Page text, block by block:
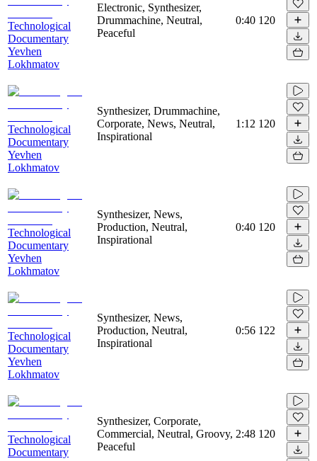
Technological
Documentary
Yevhen
Lokhmatov
Electronic, Synthesizer,
Drummachine, Neutral,
Peaceful
0:40 120
Technological
Documentary
Yevhen
Lokhmatov
Synthesizer, Drummachine,
Corporate, News, Neutral,
Inspirational
1:12 120
Technological
Documentary
Yevhen
Lokhmatov
Synthesizer, News,
Production, Neutral,
Inspirational
0:40 120
Technological
Documentary
Yevhen
Lokhmatov
Synthesizer, News,
Production, Neutral,
Inspirational
0:56 122
Technological
Documentary
Synthesizer, Corporate,
Commercial, Neutral, Groovy,
Peaceful
2:48 120